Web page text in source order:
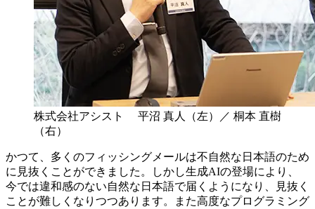
株式会社アシスト 平沼 真人（左）／ 桐本 直樹
（右）
かつて、多くのフィッシングメールは不自然な日本語のため
に見抜くことができました。しかし生成AIの登場により、
今では違和感のない自然な日本語で届くようになり、見抜く
ことが難しくなりつつあります。また高度なプログラミング